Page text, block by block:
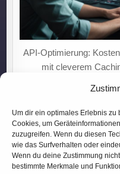
Um dir ein optimales Erlebnis
Cookies, um
zuzugreifen. Wenn du diesen
wie das Surfverhalten oder
Wenn du deine Zustimmung
bestimmte Merkmale und
API-Optimierung:
mit cleverem